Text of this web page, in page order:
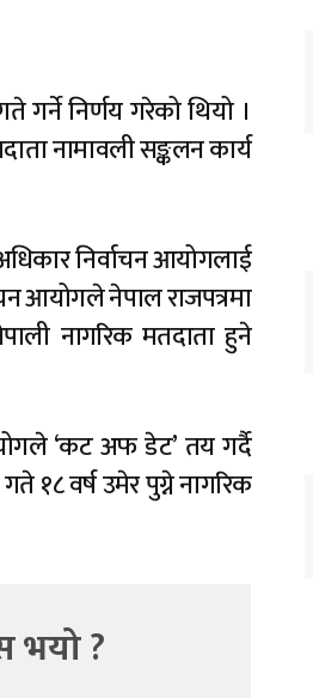
गर्ने निर्णय गरेको थियो ।
नामावली सङ्कलन कार्य
निर्वाचन आयोगलाई
आयोगले नेपाल राजपत्रमा
नागरिक मतदाता हुने
‘कट अफ डेट’ तय गर्दै
१८ वर्ष उमेर पुग्ने नागरिक
भयो ?